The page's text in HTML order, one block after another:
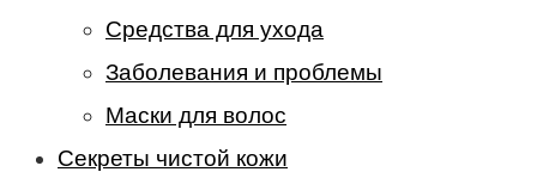
Средства для ухода
Заболевания и проблемы
Маски для волос
Секреты чистой кожи